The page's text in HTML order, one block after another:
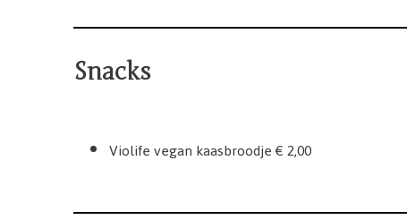
Snacks
Violife vegan kaasbroodje € 2,00